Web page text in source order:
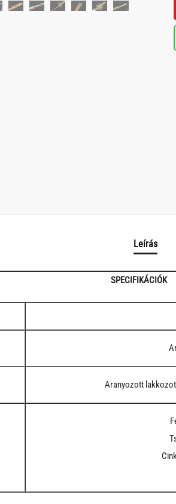
Leírás
SPECIFIKÁCIÓK
Aranyozott